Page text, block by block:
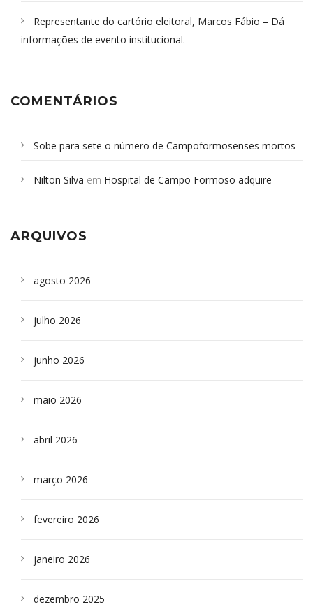
Representante do cartório eleitoral, Marcos Fábio – Dá
informações de evento institucional.
COMENTÁRIOS
Sobe para sete o número de Campoformosenses mortos
Campoformosenses que morreram em desabamentos são
Nilton Silva em Hospital de Campo Formoso adquire
ARQUIVOS
agosto 2026
julho 2026
junho 2026
maio 2026
abril 2026
março 2026
fevereiro 2026
janeiro 2026
dezembro 2025